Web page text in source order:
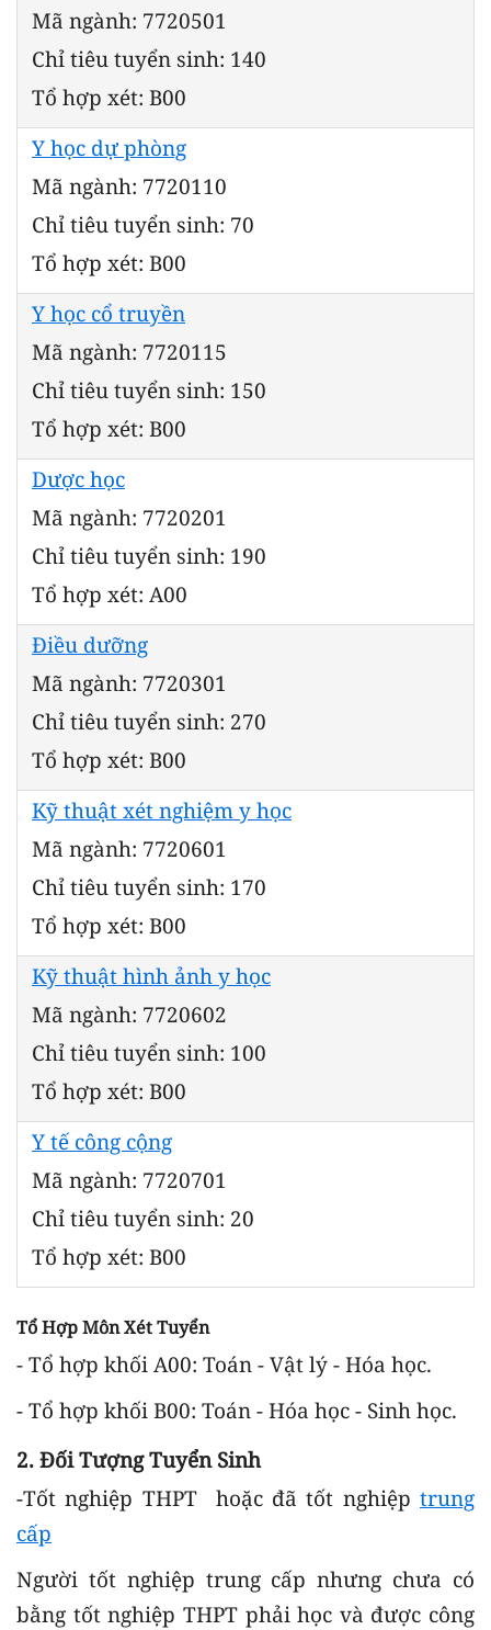
Mã ngành: 7720501
Chỉ tiêu tuyển sinh: 140
Tổ hợp xét: B00
Y học dự phòng
Mã ngành: 7720110
Chỉ tiêu tuyển sinh: 70
Tổ hợp xét: B00
Y học cổ truyền
Mã ngành: 7720115
Chỉ tiêu tuyển sinh: 150
Tổ hợp xét: B00
Dược học
Mã ngành: 7720201
Chỉ tiêu tuyển sinh: 190
Tổ hợp xét: A00
Điều dưỡng
Mã ngành: 7720301
Chỉ tiêu tuyển sinh: 270
Tổ hợp xét: B00
Kỹ thuật xét nghiệm y học
Mã ngành: 7720601
Chỉ tiêu tuyển sinh: 170
Tổ hợp xét: B00
Kỹ thuật hình ảnh y học
Mã ngành: 7720602
Chỉ tiêu tuyển sinh: 100
Tổ hợp xét: B00
Y tế công cộng
Mã ngành: 7720701
Chỉ tiêu tuyển sinh: 20
Tổ hợp xét: B00
Tổ Hợp Môn Xét Tuyển
- Tổ hợp khối A00: Toán - Vật lý - Hóa học.
- Tổ hợp khối B00: Toán - Hóa học - Sinh học.
2. Đối Tượng Tuyển Sinh
-Tốt nghiệp THPT hoặc đã tốt nghiệp trung
cấp
Người tốt nghiệp trung cấp nhưng chưa có
bằng tốt nghiệp THPT phải học và được công